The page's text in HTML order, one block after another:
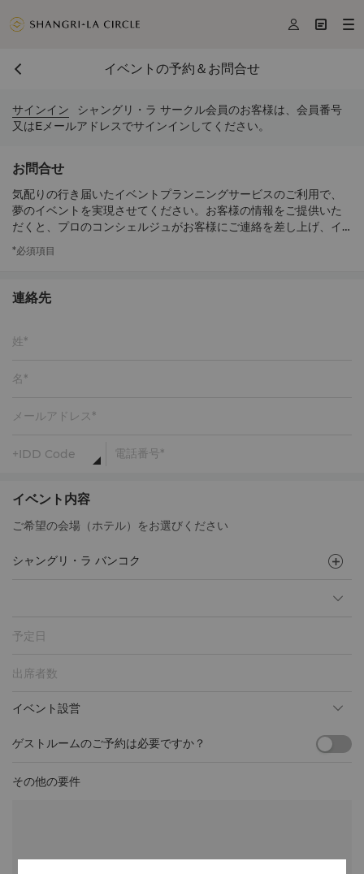
  
イベントの予約＆お問合せ
サインイン
シャングリ・ラ サークル会員のお客様は、会員番号
又はEメールアドレスでサインインしてください。
お問合せ
気配りの行き届いたイベントプランニングサービスのご利用で、
夢のイベントを実現させてください。お客様の情報をご提供いた
だくと、プロのコンシェルジュがお客様にご連絡を差し上げ、イ
ベントのお手伝いをいたします。
*必須項目
連絡先
イベント内容
ご希望の会場（ホテル）をお選びください
予定日
イベント設営
ゲストルームのご予約は必要ですか？
その他の要件